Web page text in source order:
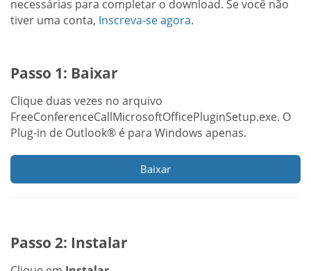
necessárias para completar o download. Se você não
tiver uma conta, Inscreva-se agora.
Passo 1: Baixar
Clique duas vezes no arquivo
FreeConferenceCallMicrosoftOfficePluginSetup.exe. O
Plug-in de Outlook® é para Windows apenas.
Baixar
Passo 2: Instalar